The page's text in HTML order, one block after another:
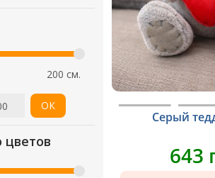
200 см.
ОК
цветов
Серый
643